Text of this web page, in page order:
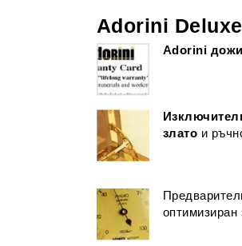
Adorini
Adorini
злато и
оптимизиран